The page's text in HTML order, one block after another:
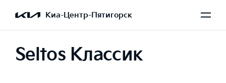
Киа-Центр-Пятигорск
Seltos Классик